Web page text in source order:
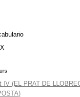
IV (EL PRAT DE